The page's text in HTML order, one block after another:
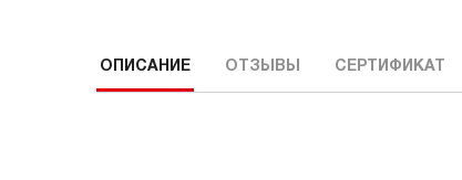
ОПИСАНИЕ ОТЗЫВЫ СЕРТИФИКАТ